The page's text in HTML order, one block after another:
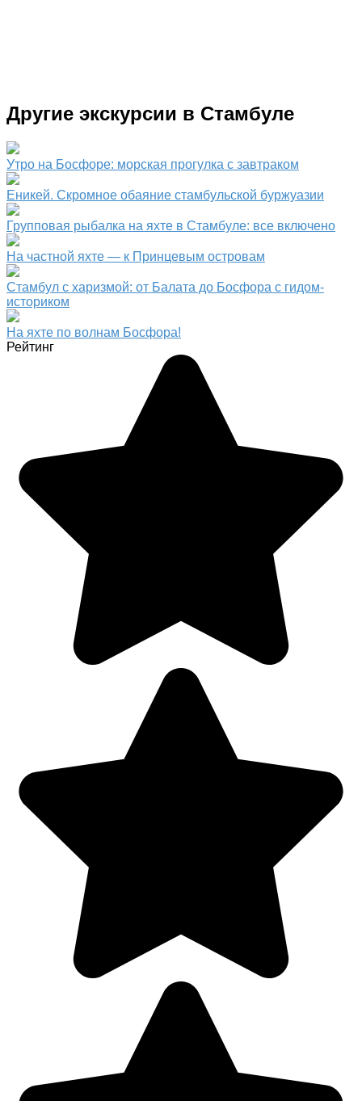
Другие экскурсии в Стамбуле
Утро на Босфоре: морская прогулка с завтраком
Еникей. Скромное обаяние стамбульской буржуазии
Групповая рыбалка на яхте в Стамбуле: все включено
На частной яхте — к Принцевым островам
Стамбул с харизмой: от Балата до Босфора с гидом-
историком
На яхте по волнам Босфора!
Рейтинг